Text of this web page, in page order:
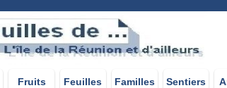
Fruits Feuilles Familles Sentiers